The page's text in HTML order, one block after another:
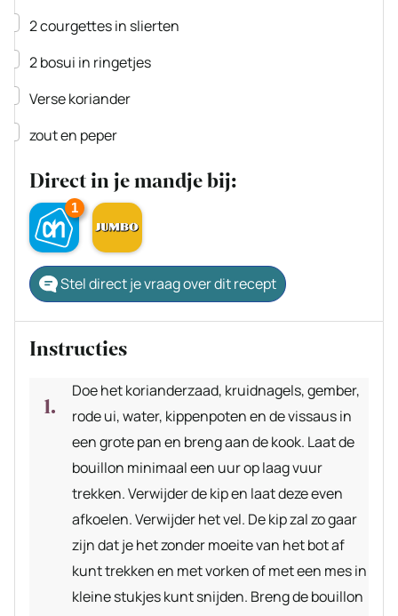
▢
2courgettesin slierten
▢
2bosui in ringetjes
▢
Verse koriander
▢
zout en peper
Direct in je mandje bij:
1
Stel direct je vraag over dit recept
Instructies
Doe het korianderzaad, kruidnagels, gember,
rode ui, water, kippenpoten en de vissaus in
een grote pan en breng aan de kook. Laat de
bouillon minimaal een uur op laag vuur
trekken. Verwijder de kip en laat deze even
afkoelen. Verwijder het vel. De kip zal zo gaar
zijn dat je het zonder moeite van het bot af
kunt trekken en met vorken of met een mes in
kleine stukjes kunt snijden. Breng de bouillon